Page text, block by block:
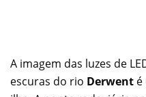
A imagem das luzes de
escuras do rio Derwent